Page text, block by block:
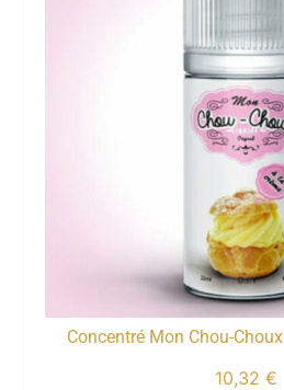
Concentré Mon Chou-
10,32 €